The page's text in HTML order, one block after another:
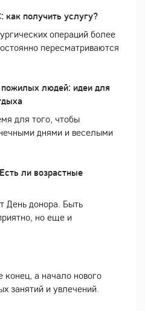
получить услугу?
операций более
пересматриваются
людей: идеи для
для того, чтобы
днями и веселыми
ли возрастные
День донора. Быть
но еще и
конец, а начало нового
занятий и увлечений.